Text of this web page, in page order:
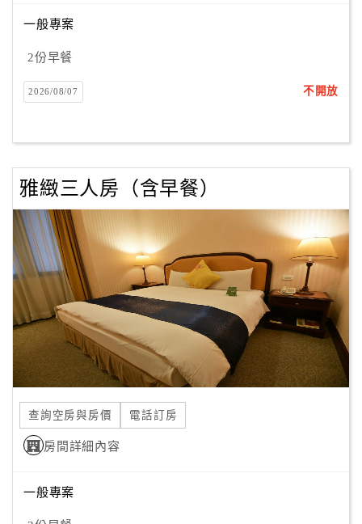
提
合
作
廠
商
合
作
旅
計
劃
一般專案
2份早餐
2026/08/07 不開放
雅緻三人房（含早餐）
查詢空房與房價 電話訂房
房間詳細內容
一般專案